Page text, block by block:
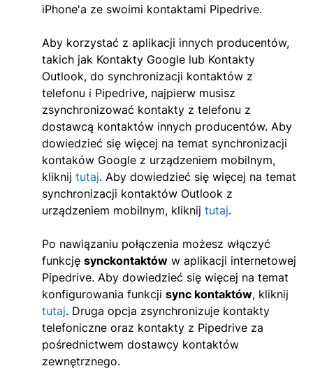
iPhone'a ze swoimi kontaktami Pipedrive.
Aby korzystać z aplikacji innych producentów,
takich jak Kontakty Google lub Kontakty
Outlook, do synchronizacji kontaktów z
telefonu i Pipedrive, najpierw musisz
zsynchronizować kontakty z telefonu z
dostawcą kontaktów innych producentów. Aby
dowiedzieć się więcej na temat synchronizacji
kontaków Google z urządzeniem mobilnym,
kliknij tutaj. Aby dowiedzieć się więcej na temat
synchronizacji kontaktów Outlook z
urządzeniem mobilnym, kliknij tutaj.
Po nawiązaniu połączenia możesz włączyć
funkcję synckontaktów w aplikacji internetowej
Pipedrive. Aby dowiedzieć się więcej na temat
konfigurowania funkcji sync kontaktów, kliknij
tutaj. Druga opcja zsynchronizuje kontakty
telefoniczne oraz kontakty z Pipedrive za
pośrednictwem dostawcy kontaktów
zewnętrznego.